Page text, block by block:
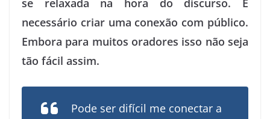
se relaxada na hora do discurso. É
necessário criar uma conexão com público.
Embora para muitos oradores isso não seja
tão fácil assim.
Pode ser difícil me conectar a